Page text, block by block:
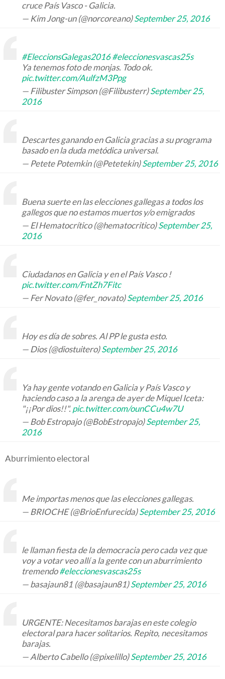
cruce País Vasco - Galicia.
— Kim Jong-un (@norcoreano)September 25, 2016
#EleccionsGalegas2016 #eleccionesvascas25s
Ya tenemos foto de monjas. Todo ok.
pic.twitter.com/AulfzM3Ppg
— Filibuster Simpson (@Filibusterr)September 25,
2016
Descartes ganando en Galicia gracias a su programa
basado en la duda metódica universal.
— Petete Potemkin (@Petetekin)September 25, 2016
Buena suerte en las elecciones gallegas a todos los
gallegos que no estamos muertos y/o emigrados
— El Hematocrítico (@hematocritico)September 25,
2016
Ciudadanos en Galicia y en el País Vasco !
pic.twitter.com/FntZh7Fitc
— Fer Novato (@fer_novato)September 25, 2016
Hoy es día de sobres. Al PP le gusta esto.
— Dios (@diostuitero)September 25, 2016
Ya hay gente votando en Galicia y País Vasco y
haciendo caso a la arenga de ayer de Miquel Iceta:
"¡¡Por dios!!". pic.twitter.com/ounCCu4w7U
— Bob Estropajo (@BobEstropajo)September 25,
2016
Aburrimiento electoral
Me importas menos que las elecciones gallegas.
— BRIOCHE (@BrioEnfurecida)September 25, 2016
le llaman fiesta de la democracia pero cada vez que
voy a votar veo allí a la gente con un aburrimiento
tremendo#eleccionesvascas25s
— basajaun81 (@basajaun81)September 25, 2016
URGENTE: Necesitamos barajas en este colegio
electoral para hacer solitarios. Repito, necesitamos
barajas.
— Alberto Cabello (@pixelillo)September 25, 2016